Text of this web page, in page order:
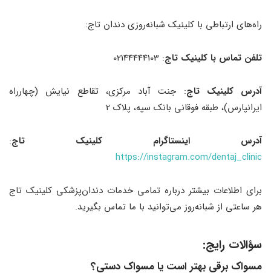
راه‌های ارتباطی با کلینیک شبانه‌روزی دندان تاج:
تلفن تماس با کلینیک تاج: 02144444103
آدرس کلینیک تاج: جنت آباد مرکزی، تقاطع نیایش (چهارراه
ایرانپارس)، طبقه فوقانی بانک سپه، پلاک 2
آدرس اینستاگرام کلینیک تاج:
https://instagram.com/dentaj_clinic
برای اطلاعات بیشتر درباره تمامی خدمات دندان‌پزشکی کلینیک تاج
هر ساعتی از شبانه‌روز می‌توانید با ما تماس بگیرید.
سؤالات رایج:
مسواک برقی بهتر است یا مسواک دستی؟